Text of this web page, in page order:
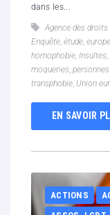
dans les...
Agence des
Enquête, étude, europe
homophobie, Insultes,
moqueries,
transphobie, Union
EN SAVOIR
ACTIONS